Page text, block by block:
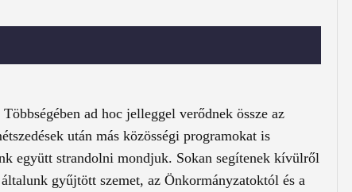
ad hoc jelleggel verődnek össze az
után más közösségi programokat is
együtt strandolni mondjuk. Sokan segítenek kívülről
gyűjtött szemet, az Önkormányzatoktól és a